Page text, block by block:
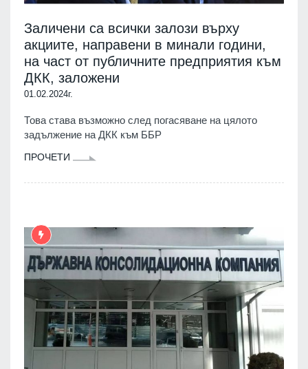
Заличени са всички залози върху
акциите, направени в минали години,
на част от публичните предприятия към
ДКК, заложени
01.02.2024г.
Това става възможно след погасяване на цялото
задължение на ДКК към ББР
ПРОЧЕТИ